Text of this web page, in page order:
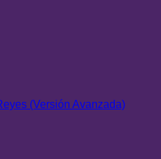
(Versión Avanzada)